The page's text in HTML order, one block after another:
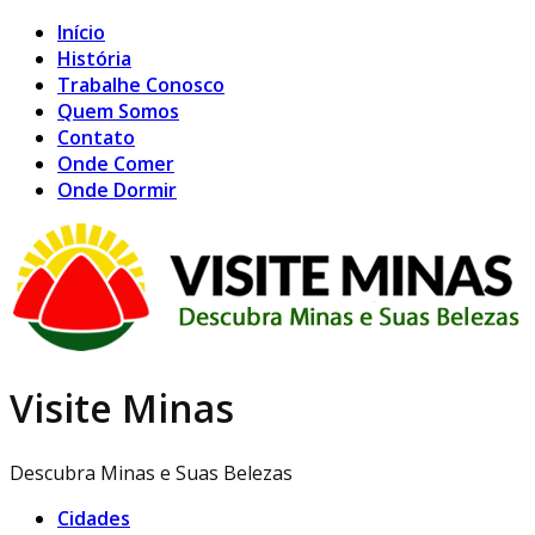
Início
História
Trabalhe Conosco
Quem Somos
Contato
Onde Comer
Onde Dormir
Visite Minas
Descubra Minas e Suas Belezas
Cidades